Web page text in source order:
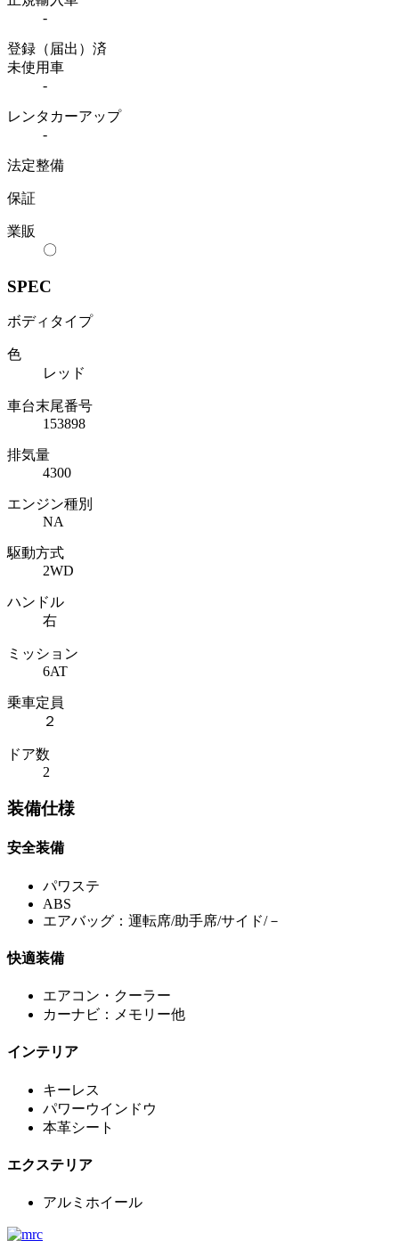
-
登録（届出）済
未使用車
-
レンタカーアップ
-
法定整備
保証
業販
〇
SPEC
ボディタイプ
色
レッド
車台末尾番号
153898
排気量
4300
エンジン種別
NA
駆動方式
2WD
ハンドル
右
ミッション
6AT
乗車定員
２
ドア数
2
装備仕様
安全装備
パワステ
ABS
エアバッグ：運転席/助手席/サイド/－
快適装備
エアコン・クーラー
カーナビ：メモリー他
インテリア
キーレス
パワーウインドウ
本革シート
エクステリア
アルミホイール